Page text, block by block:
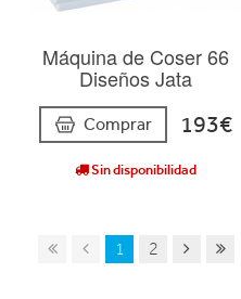
Máquina de Coser 66
Diseños Jata
Comprar 193€
Sin disponibilidad
1 2